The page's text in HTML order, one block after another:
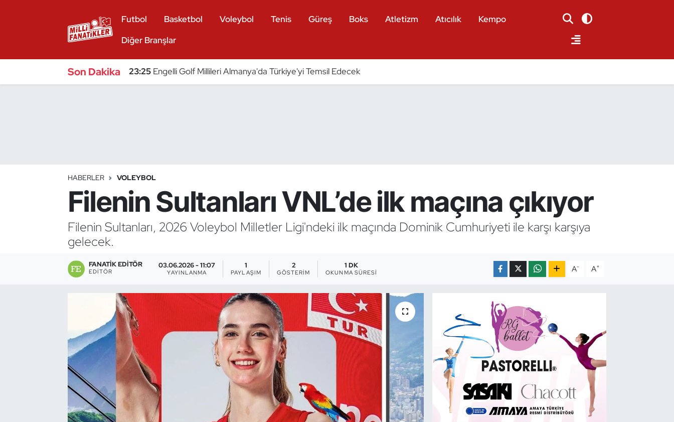
Futbol Basketbol Voleybol Tenis Güreş Boks Atletizm Atıcılık
Kempo
Diğer Branşlar
Son Dakika 23:25 Engelli Golf Millileri Almanya'da Türkiye'yi Temsil Edecek
HABERLER VOLEYBOL
Filenin Sultanları VNL’de ilk maçına çıkıyor
Filenin Sultanları, 2026 Voleybol Milletler Ligi'ndeki ilk maçında Dominik Cumhuriyeti ile karşı karşıya
gelecek.
FANATIK EDITÖR
EDITÖR
03.06.2026 - 11:07
YAYINLANMA
1
PAYLAŞIM
2
GÖSTERIM
1 DK
OKUNMA SÜRESI A- A+
Bocce Bowling Dart
Buz Pateni
Çim Hokeyi